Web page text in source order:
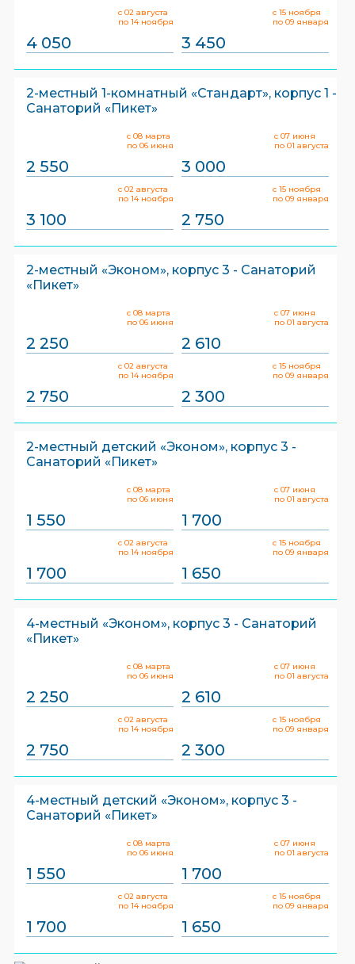
с 02 августа
по 14 ноября
4 050
с 15 ноября
по 09 января
3 450
2-местный 1-комнатный «Стандарт», корпус 1 -
Санаторий «Пикет»
с 08 марта
по 06 июня
2 550
с 07 июня
по 01 августа
3 000
с 02 августа
по 14 ноября
3 100
с 15 ноября
по 09 января
2 750
2-местный «Эконом», корпус 3 - Санаторий
«Пикет»
с 08 марта
по 06 июня
2 250
с 07 июня
по 01 августа
2 610
с 02 августа
по 14 ноября
2 750
с 15 ноября
по 09 января
2 300
2-местный детский «Эконом», корпус 3 -
Санаторий «Пикет»
с 08 марта
по 06 июня
1 550
с 07 июня
по 01 августа
1 700
с 02 августа
по 14 ноября
1 700
с 15 ноября
по 09 января
1 650
4-местный «Эконом», корпус 3 - Санаторий
«Пикет»
с 08 марта
по 06 июня
2 250
с 07 июня
по 01 августа
2 610
с 02 августа
по 14 ноября
2 750
с 15 ноября
по 09 января
2 300
4-местный детский «Эконом», корпус 3 -
Санаторий «Пикет»
с 08 марта
по 06 июня
1 550
с 07 июня
по 01 августа
1 700
с 02 августа
по 14 ноября
1 700
с 15 ноября
по 09 января
1 650